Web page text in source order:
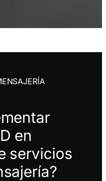
en
servicios